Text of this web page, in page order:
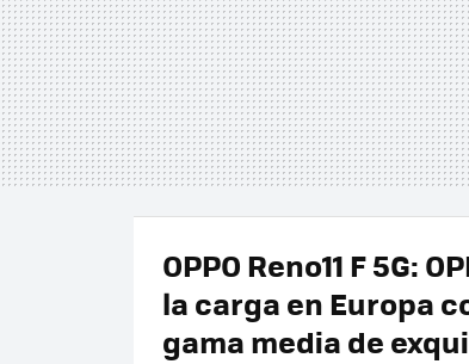
OPPO Reno11 F 5G:
la carga en Europa
gama media de